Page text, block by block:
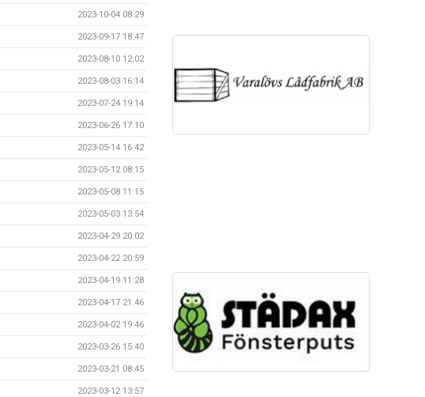
2023-10-04 08:29
2023-09-17 18:47
2023-08-10 12:02
2023-08-03 16:14
2023-07-24 19:14
2023-06-26 17:10
2023-05-14 16:42
2023-05-12 08:15
2023-05-08 11:15
2023-05-03 13:54
2023-04-29 20:02
2023-04-22 20:59
2023-04-19 11:28
2023-04-17 21:46
2023-04-02 19:46
2023-03-26 15:40
2023-03-21 08:45
2023-03-12 13:57